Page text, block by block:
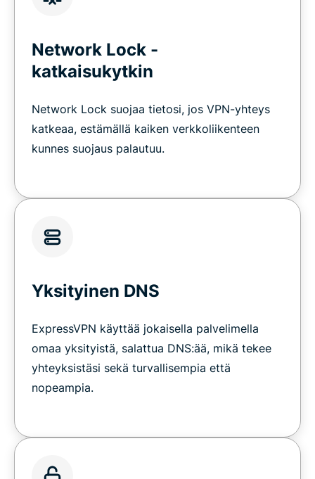
Network Lock -
katkaisukytkin
Network Lock suojaa tietosi, jos VPN-yhteys
katkeaa, estämällä kaiken verkkoliikenteen
kunnes suojaus palautuu.
Yksityinen DNS
ExpressVPN käyttää jokaisella palvelimella
omaa yksityistä, salattua DNS:ää, mikä tekee
yhteyksistäsi sekä turvallisempia että
nopeampia.